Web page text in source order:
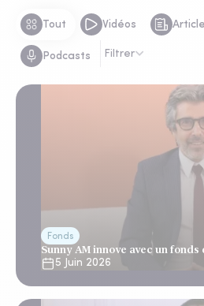
Tout Vidéos
Podcasts Filtrer
Fonds
Sunny AM innove avec un
5 Juin 2026